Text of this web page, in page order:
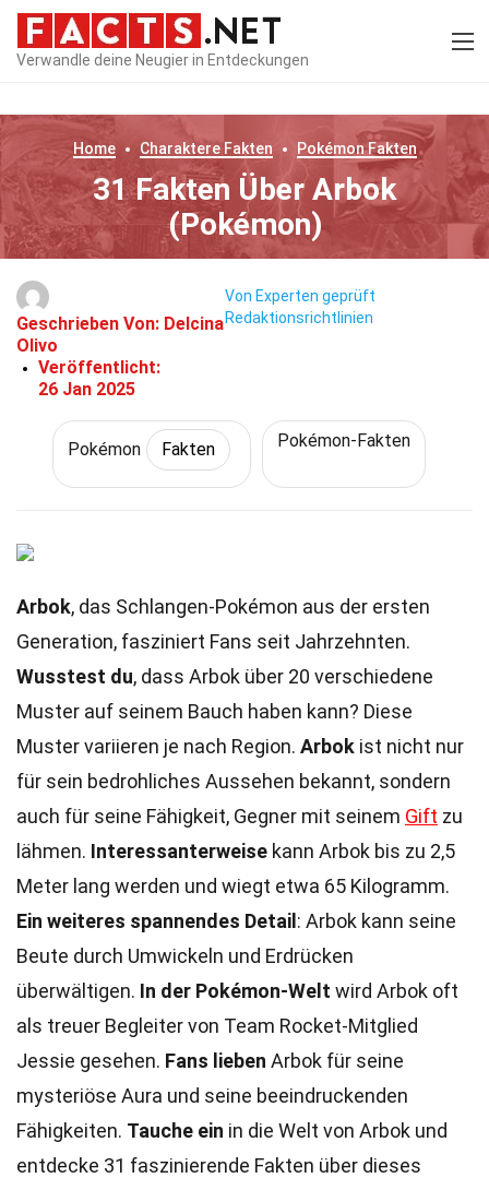
Verwandle deine Neugier in Entdeckungen
Home CharaktereFakten PokémonFakten
31 Fakten Über Arbok
(Pokémon)
Geschrieben Von: Delcina
Olivo
Veröffentlicht:
26 Jan 2025
Von Experten geprüft
Redaktionsrichtlinien
Pokémon Fakten Pokémon-Fakten
Arbok, das Schlangen-Pokémon aus der ersten
Generation, fasziniert Fans seit Jahrzehnten.
Wusstest du, dass Arbok über 20 verschiedene
Muster auf seinem Bauch haben kann? Diese
Muster variieren je nach Region. Arbok ist nicht nur
für sein bedrohliches Aussehen bekannt, sondern
auch für seine Fähigkeit, Gegner mit seinem Gift zu
lähmen. Interessanterweise kann Arbok bis zu 2,5
Meter lang werden und wiegt etwa 65 Kilogramm.
Ein weiteres spannendes Detail : Arbok kann seine
Beute durch Umwickeln und Erdrücken
überwältigen. In der Pokémon-Welt wird Arbok oft
als treuer Begleiter von Team Rocket-Mitglied
Jessie gesehen. Fans lieben Arbok für seine
mysteriöse Aura und seine beeindruckenden
Fähigkeiten. Tauche ein in die Welt von Arbok und
entdecke 31 faszinierende Fakten über dieses